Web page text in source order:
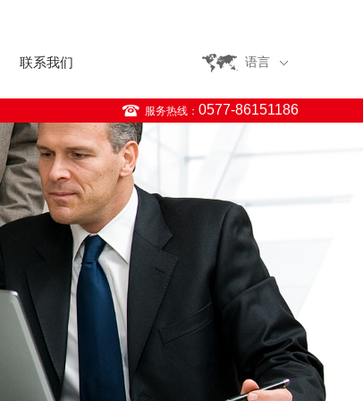
联系我们 语言
服务热线： 0577-86151186